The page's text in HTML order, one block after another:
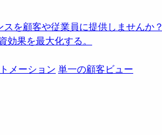
を顧客や従業員に提供しませんか？
果を最大化する。
メーション 単一の顧客ビュー